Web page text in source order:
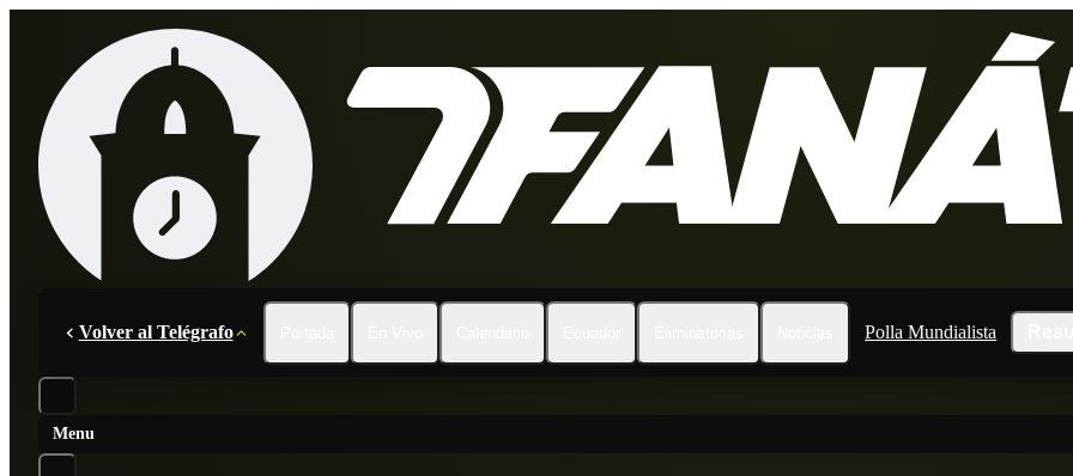
Volver al Telégrafo Polla Mundialista
Menu